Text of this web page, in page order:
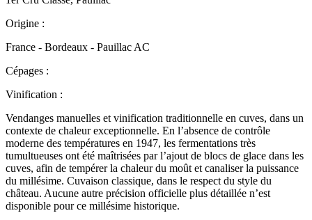
Origine :
France - Bordeaux - Pauillac AC
Cépages :
Vinification :
Vendanges manuelles et vinification traditionnelle en cuves, dans un
contexte de chaleur exceptionnelle. En l’absence de contrôle
moderne des températures en 1947, les fermentations très
tumultueuses ont été maîtrisées par l’ajout de blocs de glace dans les
cuves, afin de tempérer la chaleur du moût et canaliser la puissance
du millésime. Cuvaison classique, dans le respect du style du
château. Aucune autre précision officielle plus détaillée n’est
disponible pour ce millésime historique.